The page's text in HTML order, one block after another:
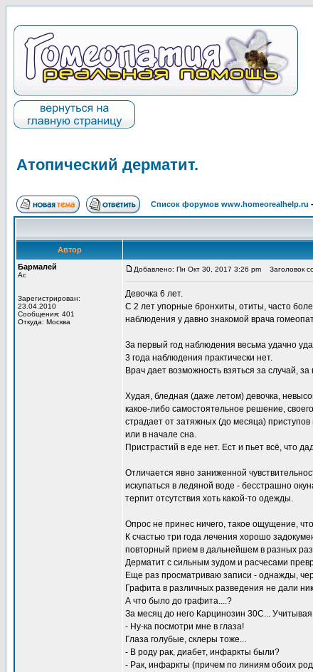
Атопический дерматит.
Список форумов www.homeorealhelp.ru
Автор
Бармалей
Ас
Зарегистрирован:
23.04.2010
Сообщения: 401
Откуда: Москва
Добавлено: Пн Окт 30, 2017 3:26 pm Заголовок
Девочка 6 лет.
С 2 лет упорные бронхиты, отиты, часто
наблюдения у давно знакомой врача
За первый год наблюдения весьма удачно
3 года наблюдения практически нет.
Врач дает возможность взяться за случай,
Худая, бледная (даже летом) девочка,
какое-либо самостоятельное решение,
страдает от затяжных (до месяца)
или в начале сна.
Пристрастий в еде нет. Ест и пьет всё, что
Отличается явно заниженной
искупаться в ледяной воде - бесстрашно
терпит отсутствия хоть какой-то одежды.
Опрос не принес ничего, такое ощущение,
К счастью три года лечения хорошо
повторный прием в дальнейшем в разных
Дерматит с сильным зудом и расчесами
Еще раз просматриваю записи - однажды,
Графита в различных разведения не дали
А что было до графита....?
За месяц до него Карцинозин 30С...
- Ну-ка посмотри мне в глаза!
Глаза голубые, склеры тоже...
- В роду рак, диабет, инфаркты были?
- Рак, инфаркты (причем по линиям обоих